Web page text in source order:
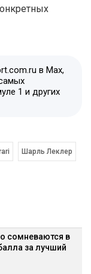
в Max,
1 и других
Шарль Леклер
сомневаются в
за лучший